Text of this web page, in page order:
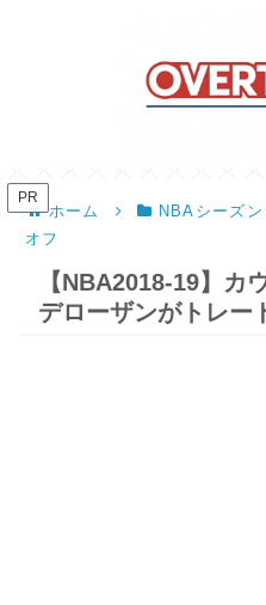
PR
ホーム NBAシーズン
オフ
【NBA2018-19】カ
デローザンがトレー